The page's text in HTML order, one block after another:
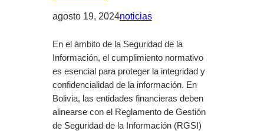
agosto 19, 2024noticias
En el ámbito de la Seguridad de la
Información, el cumplimiento normativo
es esencial para proteger la integridad y
confidencialidad de la información. En
Bolivia, las entidades financieras deben
alinearse con el Reglamento de Gestión
de Seguridad de la Información (RGSI)